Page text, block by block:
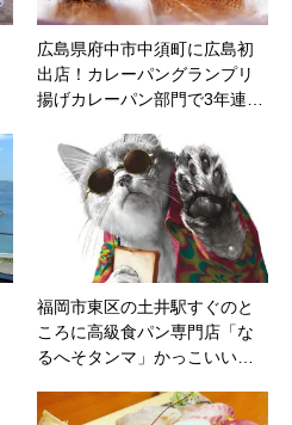
広島県府中市中須町に広島初
出店！カレーパングランプリ
揚げカレーパン部門で3年連…
福岡市東区の土井駅すぐのと
ころに高級食パン専門店「な
るへそタンマ」かっこいい…